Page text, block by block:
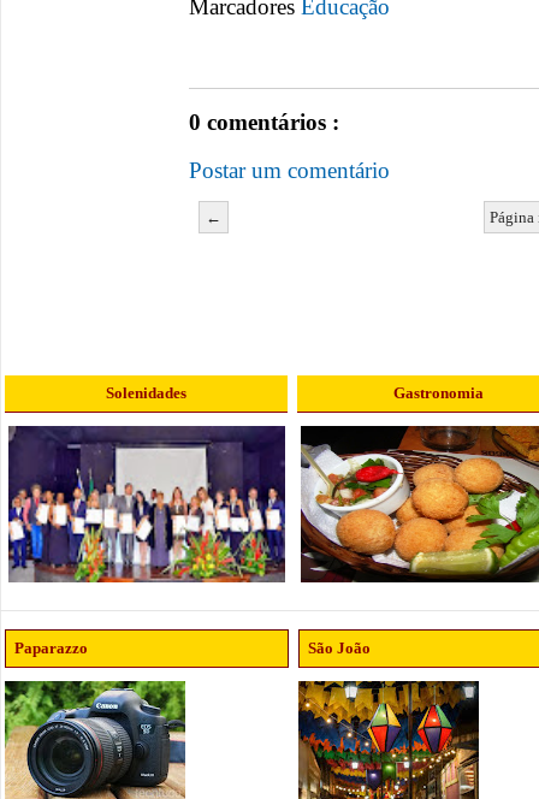
Marcadores Educação
0 comentários :
Postar um comentário
←
Solenidades Gastronomia
Paparazzo São João